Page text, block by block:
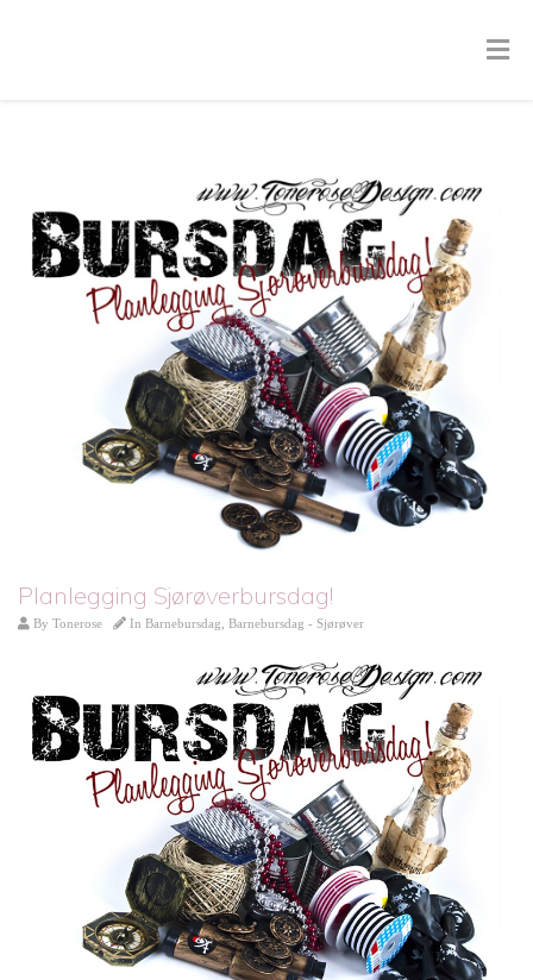
Planlegging Sjørøverbursdag!
By Tonerose In Barnebursdag Barnebursdag - Sjørøver